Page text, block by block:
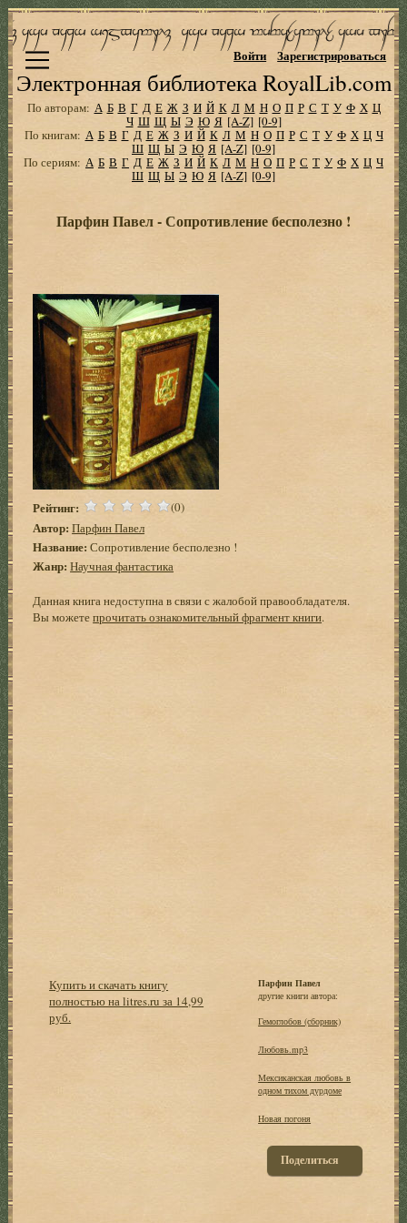
Электронная библиотека RoyalLib.com
Войти Зарегистрироваться
По авторам: А Б В Г Д Е Ж З И Й К Л М Н О П Р С Т У Ф Х Ц
Ч Ш Щ Ы Э Ю Я [A-Z] [0-9]
По книгам: А Б В Г Д Е Ж З И Й К Л М Н О П Р С Т У Ф Х Ц Ч
Ш Щ Ы Э Ю Я [A-Z] [0-9]
По сериям: А Б В Г Д Е Ж З И Й К Л М Н О П Р С Т У Ф Х Ц Ч
Ш Щ Ы Э Ю Я [A-Z] [0-9]
Парфин Павел - Сопротивление бесполезно !
Рейтинг: (0)
Автор: Парфин Павел
Название: Сопротивление бесполезно !
Жанр: Научная фантастика
Данная книга недоступна в связи с жалобой правообладателя.
Вы можетепрочитать ознакомительный фрагмент книги.
Купить и скачать книгу
полностью на litres.ru за 14,99
руб.
Парфин Павел
другие книги автора:
Гемоглобов (сборник)
Любовь.mp3
Мексиканская любовь в
одном тихом дурдоме
Новая погоня
Поделиться